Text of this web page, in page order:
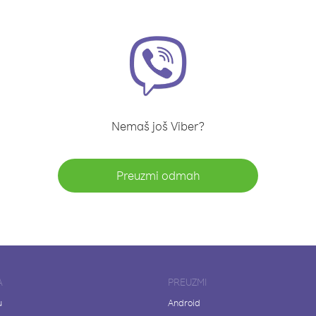
Nemaš još Viber?
Preuzmi odmah
PREUZMI
Android